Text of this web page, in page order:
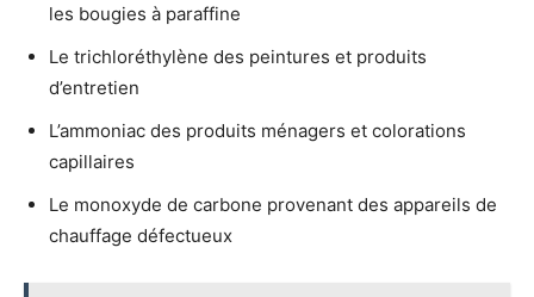
les bougies à paraffine
Le trichloréthylène des peintures et produits
d’entretien
L’ammoniac des produits ménagers et colorations
capillaires
Le monoxyde de carbone provenant des appareils de
chauffage défectueux